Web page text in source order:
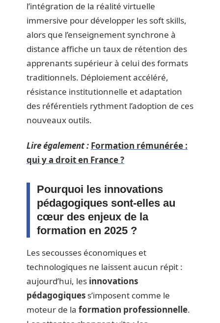
l’intégration de la réalité virtuelle
immersive pour développer les soft skills,
alors que l’enseignement synchrone à
distance affiche un taux de rétention des
apprenants supérieur à celui des formats
traditionnels. Déploiement accéléré,
résistance institutionnelle et adaptation
des référentiels rythment l’adoption de ces
nouveaux outils.
Lire également : Formation rémunérée :
qui y a droit en France ?
Pourquoi les innovations
pédagogiques sont-elles au
cœur des enjeux de la
formation en 2025 ?
Les secousses économiques et
technologiques ne laissent aucun répit :
aujourd’hui, les innovations
pédagogiques s’imposent comme le
moteur de la formation professionnelle.